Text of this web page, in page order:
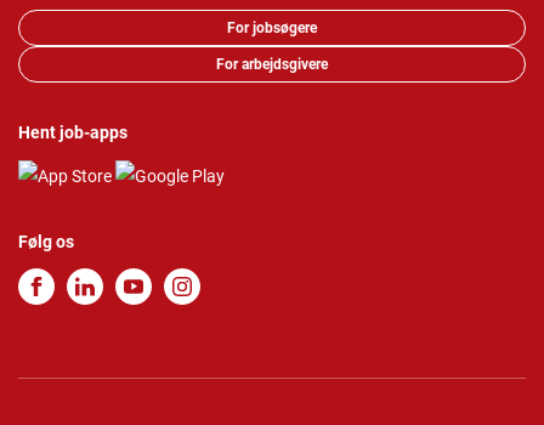
For jobsøgere
For arbejdsgivere
Hent job-apps
Følg os